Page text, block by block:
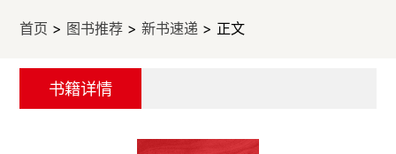
首页 > 图书推荐 >新书速递 > 正文
书籍详情